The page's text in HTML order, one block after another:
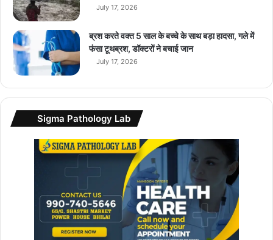
नि
टो
रि
य
म
में
ग
छू
July 17, 2026
ब्रश करते वक्त 5 साल के बच्चे के साथ बड़ा हादसा, गले में
फंसा टूथब्रश, डॉक्टरों ने बचाई जान
July 17, 2026
Sigma Pathology Lab